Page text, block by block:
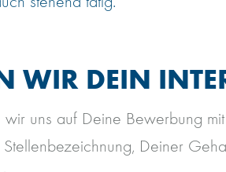
WIR DEIN
wir uns auf Deine Bewerbung
Deiner